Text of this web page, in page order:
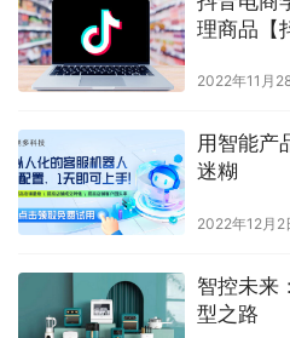
理商品【
晓多告诉
2022年11月
用智能产
迷糊
2022年12月2
智控未来
型之路